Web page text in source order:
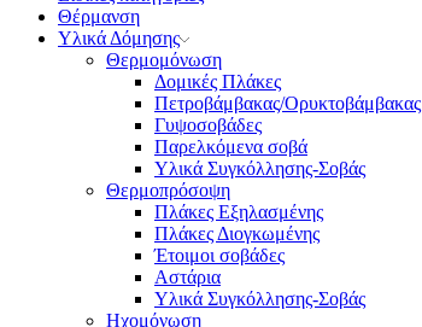
Θέρμανση
Υλικά Δόμησης
Θερμομόνωση
Δομικές Πλάκες
Πετροβάμβακας/Ορυκτοβάμβακας
Γυψοσοβάδες
Παρελκόμενα σοβά
Υλικά Συγκόλλησης-Σοβάς
Θερμοπρόσοψη
Πλάκες Εξηλασμένης
Πλάκες Διογκωμένης
Έτοιμοι σοβάδες
Αστάρια
Υλικά Συγκόλλησης-Σοβάς
Ηχομόνωση